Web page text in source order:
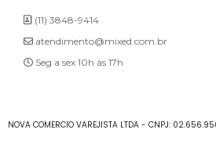
(11) 3848-9414
atendimento@mixed.com.br
Seg a sex 10h às 17h
NOVA COMERCIO VAREJISTA LTDA - CNPJ: